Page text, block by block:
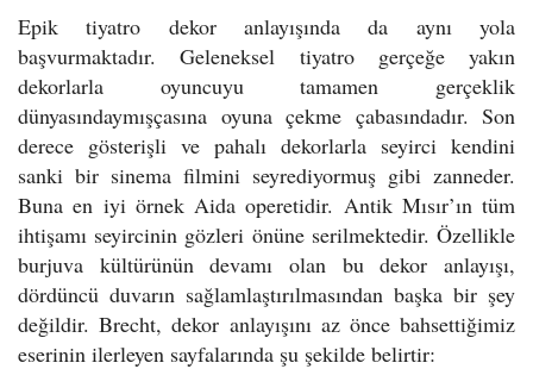
Epik tiyatro dekor anlayışında da aynı yola
başvurmaktadır. Geleneksel tiyatro gerçeğe yakın
dekorlarla oyuncuyu tamamen gerçeklik
dünyasındaymışçasına oyuna çekme çabasındadır. Son
derece gösterişli ve pahalı dekorlarla seyirci kendini
sanki bir sinema filmini seyrediyormuş gibi zanneder.
Buna en iyi örnek Aida operetidir. Antik Mısır’ın tüm
ihtişamı seyircinin gözleri önüne serilmektedir. Özellikle
burjuva kültürünün devamı olan bu dekor anlayışı,
dördüncü duvarın sağlamlaştırılmasından başka bir şey
değildir. Brecht, dekor anlayışını az önce bahsettiğimiz
eserinin ilerleyen sayfalarında şu şekilde belirtir: